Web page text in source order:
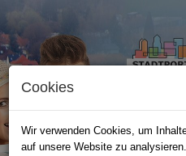
Cookies
Wir verwenden Cookies, um
auf unsere Website zu